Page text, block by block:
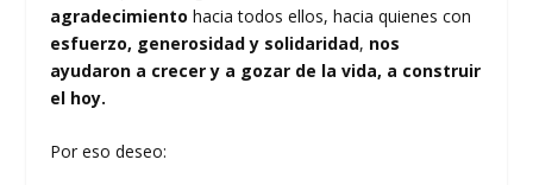
agradecimiento hacia todos ellos, hacia quienes con
esfuerzo, generosidad y solidaridad, nos
ayudaron a crecer y a gozar de la vida, a construir
el hoy.
Por eso deseo: